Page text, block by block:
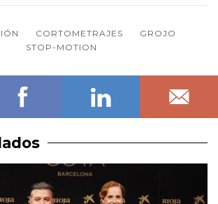
CORTOMETRAJES
GROJO
STOP-MOTION